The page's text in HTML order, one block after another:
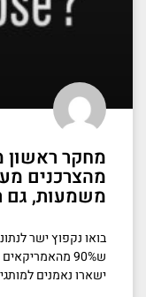
מהצרכנים
משמעות, גם
בואו נקפוץ ישר
ישארו נאמנים